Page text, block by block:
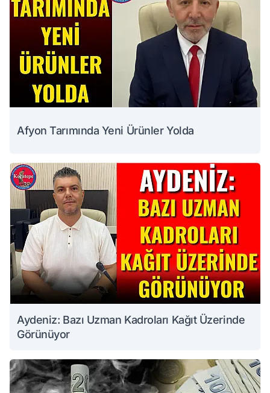
Afyon Tarımında Yeni Ürünler Yolda
Aydeniz: Bazı Uzman Kadroları Kağıt Üzerinde
Görünüyor